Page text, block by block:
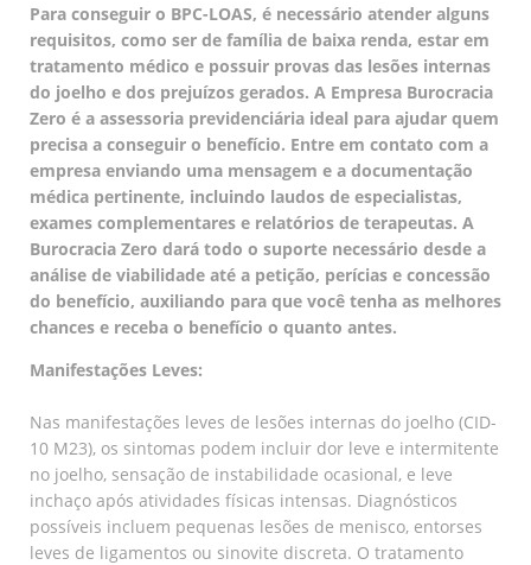
Para conseguir o BPC-LOAS, é necessário atender alguns
requisitos, como ser de família de baixa renda, estar em
tratamento médico e possuir provas das lesões internas
do joelho e dos prejuízos gerados. A Empresa Burocracia
Zero é a assessoria previdenciária ideal para ajudar quem
precisa a conseguir o benefício. Entre em contato com a
empresa enviando uma mensagem e a documentação
médica pertinente, incluindo laudos de especialistas,
exames complementares e relatórios de terapeutas. A
Burocracia Zero dará todo o suporte necessário desde a
análise de viabilidade até a petição, perícias e concessão
do benefício, auxiliando para que você tenha as melhores
chances e receba o benefício o quanto antes.
Manifestações Leves:
Nas manifestações leves de lesões internas do joelho (CID-
10 M23), os sintomas podem incluir dor leve e intermitente
no joelho, sensação de instabilidade ocasional, e leve
inchaço após atividades físicas intensas. Diagnósticos
possíveis incluem pequenas lesões de menisco, entorses
leves de ligamentos ou sinovite discreta. O tratamento